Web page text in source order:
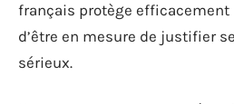
français protège
d’être en mesure de justifier
sérieux.